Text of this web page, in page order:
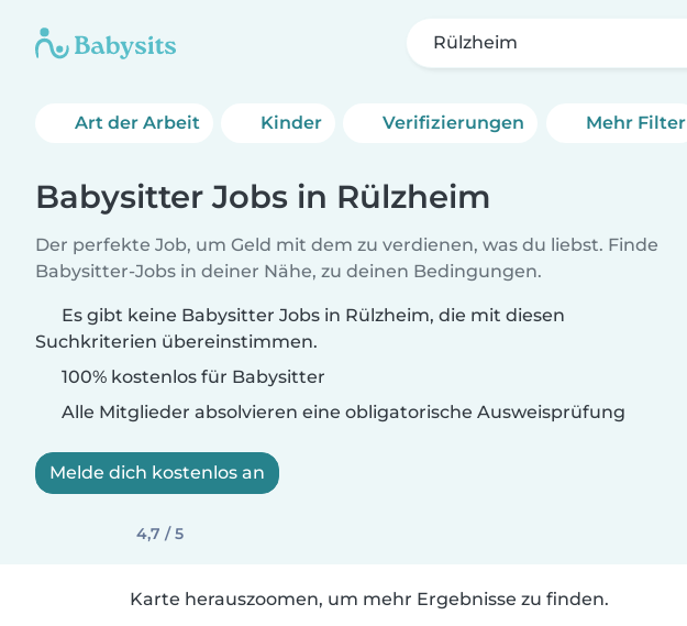
Rülzheim
Art der Arbeit Kinder Verifizierungen Mehr Filter
Babysitter Jobs in Rülzheim
Der perfekte Job, um Geld mit dem zu verdienen, was du liebst. Finde
Babysitter-Jobs in deiner Nähe, zu deinen Bedingungen.
Es gibt keine Babysitter Jobs in Rülzheim, die mit diesen
Suchkriterien übereinstimmen.
100% kostenlos für Babysitter
Alle Mitglieder absolvieren eine obligatorische Ausweisprüfung
Melde dich kostenlos an
4,7 / 5
Karte herauszoomen, um mehr Ergebnisse zu finden.